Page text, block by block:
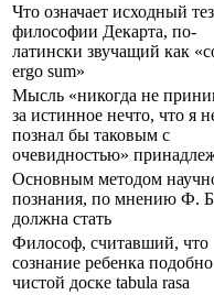
Что означает исходный
философии Декарта, по-
латински звучащий как
ergo sum»
Мысль «никогда не
за истинное нечто, что я
познал бы таковым с
очевидностью»
Основным методом
познания, по мнению Ф.
должна стать
Философ, считавший, что
сознание ребенка подобно
чистой доске tabula rasa